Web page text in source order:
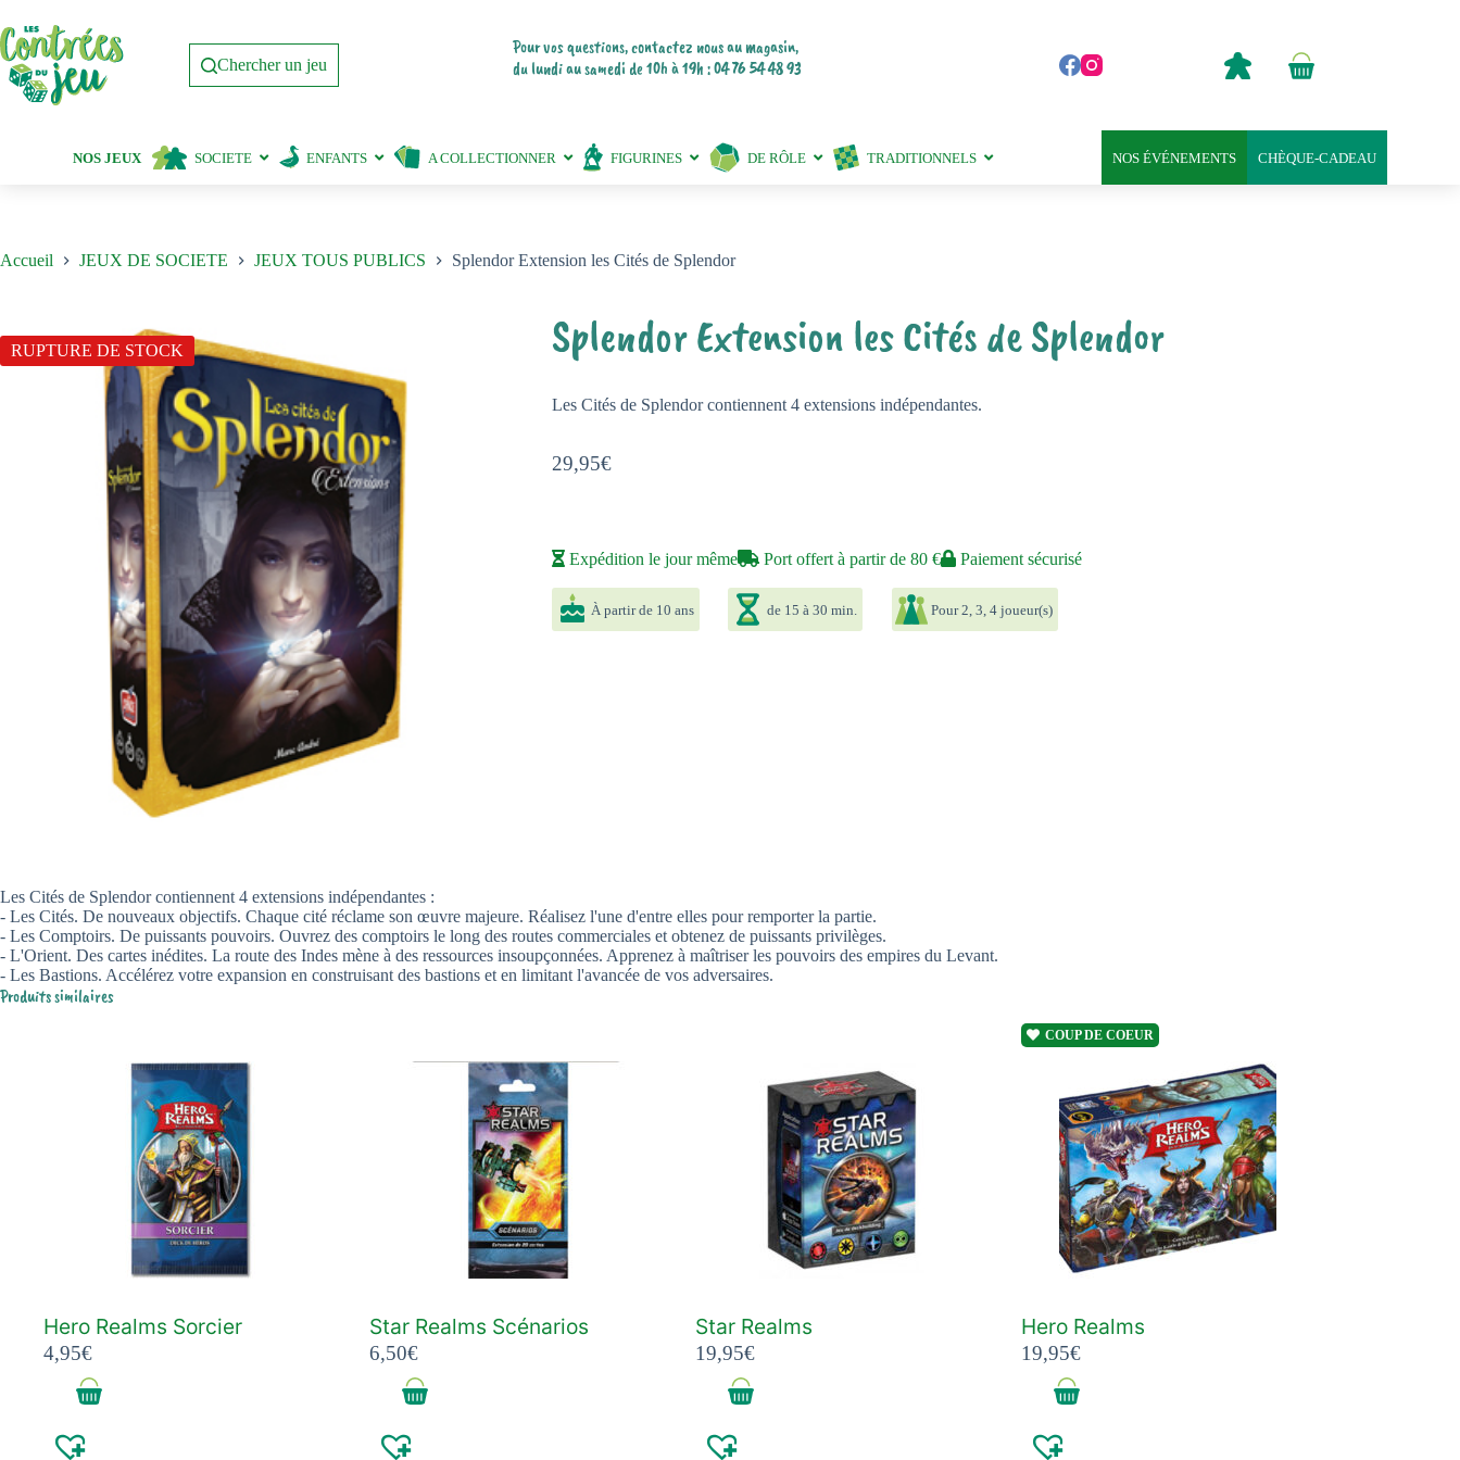
au
contenu
Chercher un jeu
Pour vos questions, contactez nous au magasin,
du lundi au samedi de 10h à 19h : 04 76 54 48 93
Panier
0,00
NOS JEUX SOCIETE ENFANTS A COLLECTIONNER FIGURINES DE RÔLE TRADITIONNELS CHÈQUE-CADEAU
NOS ÉVÉNEMENTS
Accueil JEUX DE SOCIETE JEUX TOUS PUBLICS Splendor Extension les Cités de Splendor
RUPTURE DE STOCK Splendor Extension les Cités de Splendor
29,95€
Les Cités de Splendor contiennent 4 extensions indépendantes.
Expédition le jour même Port offert à partir de 80 € Paiement sécurisé
À partir de 10 ans de 15 à 30 min. Pour 2, 3, 4 joueur(s)
Les Cités de Splendor contiennent 4 extensions indépendantes :
- Les Cités. De nouveaux objectifs. Chaque cité réclame son œuvre majeure. Réalisez l'une d'entre elles pour remporter la partie.
- Les Comptoirs. De puissants pouvoirs. Ouvrez des comptoirs le long des routes commerciales et obtenez de puissants privilèges.
- L'Orient. Des cartes inédites. La route des Indes mène à des ressources insoupçonnées. Apprenez à maîtriser les pouvoirs des empires du Levant.
- Les Bastions. Accélérez votre expansion en construisant des bastions et en limitant l'avancée de vos adversaires.
Produits similaires
Hero Realms Sorcier
4,95€
Star Realms Scénarios
6,50€
Star Realms
19,95€
COUP DE COEUR
Hero Realms
19,95€